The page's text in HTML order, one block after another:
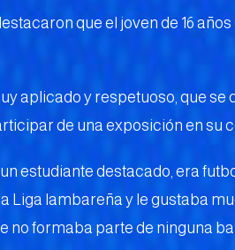
que el joven de 16
aplicado y respetuoso, que se
de una exposición en su
estudiante destacado, era
Liga lambareña y le gustaba
no formaba parte de ninguna